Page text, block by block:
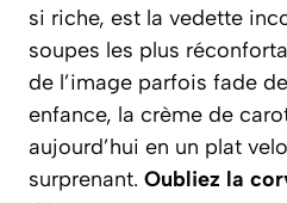
si riche, est la vedette
soupes les plus
de l’image parfois fade
enfance, la crème de
aujourd’hui en un plat
surprenant. Oubliez la